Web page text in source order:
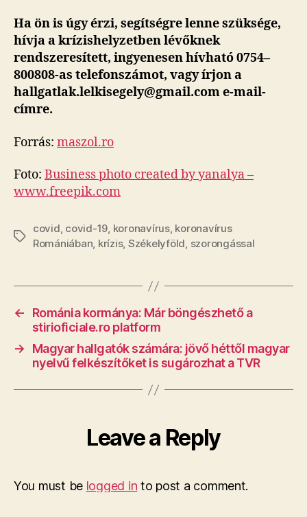
Ha ön is úgy érzi, segítségre lenne szüksége,
hívja a krízishelyzetben lévőknek
rendszeresített, ingyenesen hívható 0754–
800808-as telefonszámot, vagy írjon a
hallgatlak.lelkisegely@gmail.com e-mail-
címre.
Forrás: maszol.ro
Foto: Business photo created by yanalya –
www.freepik.com
Tags
covid, covid-19, koronavírus, koronavírus
Romániában, krízis, Székelyföld, szorongással
←
Románia kormánya: Már böngészhető a
stirioficiale.ro platform
→
Magyar hallgatók számára: jövő héttől magyar
nyelvű felkészítőket is sugározhat a TVR
Leave a Reply
You must be logged in to post a comment.